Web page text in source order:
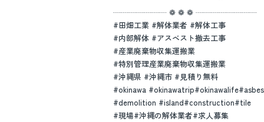
┈┈┈┈┈┈┈ ❁ ❁ ❁ ┈┈┈┈┈┈┈┈
#田畑工業 #解体業者 #解体工事
#内部解体 #アスベスト撤去工事
#産業廃棄物収集運搬業
#特別管理産業廃棄物収集運搬業
#沖縄県 #沖縄市 #見積り無料
#okinawa
#demolition #island#construction#tile
#現場#沖縄の解体業者#求人募集